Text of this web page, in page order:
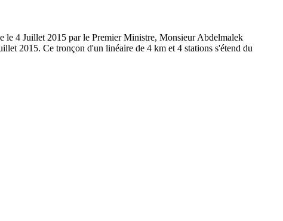
Juillet 2015 par le Premier Ministre, Monsieur Abdelmalek
2015. Ce tronçon d'un linéaire de 4 km et 4 stations s'étend du